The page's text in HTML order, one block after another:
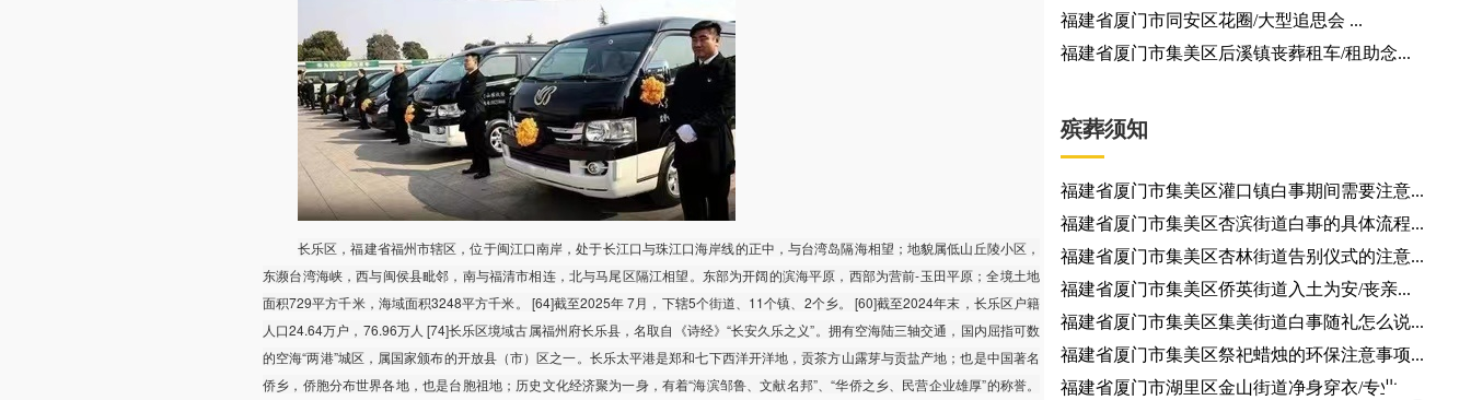
长乐区，福建省福州市辖区，位于闽江口南岸，处于长江口与珠江口海岸线的正中，与台湾岛隔海相望；地貌属低山丘陵小区，
东濒台湾海峡，西与闽侯县毗邻，南与福清市相连，北与马尾区隔江相望。东部为开阔的滨海平原，西部为营前-玉田平原；全境土地
面积729平方千米，海域面积3248平方千米。 [64]截至2025年 7月，下辖5个街道、11个镇、2个乡。 [60]截至2024年末，长乐区户籍
人口24.64万户，76.96万人 [74]长乐区境域古属福州府长乐县，名取自《诗经》“长安久乐之义”。拥有空海陆三轴交通，国内屈指可数
的空海“两港”城区，属国家颁布的开放县（市）区之一。长乐太平港是郑和七下西洋开洋地，贡茶方山露芽与贡盐产地；也是中国著名
侨乡，侨胞分布世界各地，也是台胞祖地；历史文化经济聚为一身，有着“海滨邹鲁、文献名邦”、“华侨之乡、民营企业雄厚”的称誉。
福建省厦门市同安区花圈/大型追思会 ...
福建省厦门市集美区后溪镇丧葬租车/租助念...
殡葬须知
福建省厦门市集美区灌口镇白事期间需要注意...
福建省厦门市集美区杏滨街道白事的具体流程...
福建省厦门市集美区杏林街道告别仪式的注意...
福建省厦门市集美区侨英街道入土为安/丧亲...
福建省厦门市集美区集美街道白事随礼怎么说...
福建省厦门市集美区祭祀蜡烛的环保注意事项...
福建省厦门市湖里区金山街道净身穿衣/专业...